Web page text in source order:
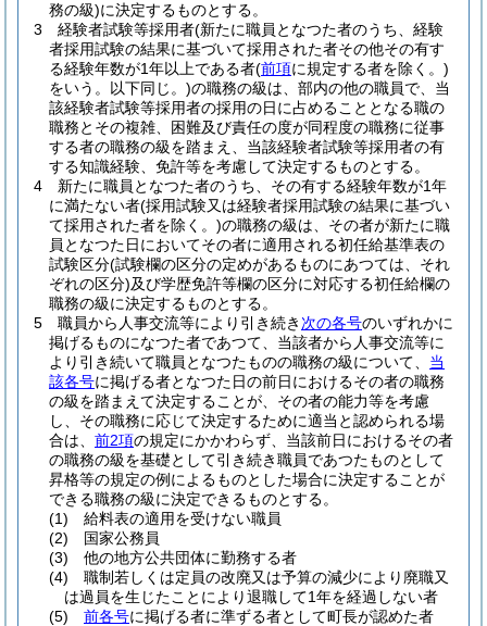
務の級)に決定するものとする。
3
経験者試験等採用者(新たに職員となつた者のうち、経験
者採用試験の結果に基づいて採用された者その他その有す
る経験年数が1年以上である者(前項に規定する者を除く。)
をいう。以下同じ。)の職務の級は、部内の他の職員で、当
該経験者試験等採用者の採用の日に占めることとなる職の
職務とその複雑、困難及び責任の度が同程度の職務に従事
する者の職務の級を踏まえ、当該経験者試験等採用者の有
する知識経験、免許等を考慮して決定するものとする。
4
新たに職員となつた者のうち、その有する経験年数が1年
に満たない者(採用試験又は経験者採用試験の結果に基づい
て採用された者を除く。)の職務の級は、その者が新たに職
員となつた日においてその者に適用される初任給基準表の
試験区分(試験欄の区分の定めがあるものにあつては、それ
ぞれの区分)及び学歴免許等欄の区分に対応する初任給欄の
職務の級に決定するものとする。
5
職員から人事交流等により引き続き 次の各号のいずれかに
掲げるものになつた者であつて、当該者から人事交流等に
より引き続いて職員となつたものの職務の級について、 当
該各号に掲げる者となつた日の前日におけるその者の職務
の級を踏まえて決定することが、その者の能力等を考慮
し、その職務に応じて決定するために適当と認められる場
合は、 前2項の規定にかかわらず、当該前日におけるその者
の職務の級を基礎として引き続き職員であつたものとして
昇格等の規定の例によるものとした場合に決定することが
できる職務の級に決定できるものとする。
(1)
給料表の適用を受けない職員
(2)
国家公務員
(3)
他の地方公共団体に勤務する者
(4)
職制若しくは定員の改廃又は予算の減少により廃職又
は過員を生じたことにより退職して1年を経過しない者
(5)
前各号に掲げる者に準ずる者として町長が認めた者